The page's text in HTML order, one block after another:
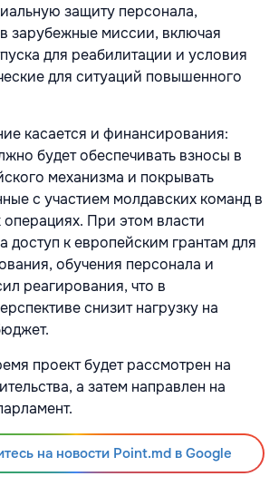
защиту персонала,
зарубежные миссии, включая
для реабилитации и условия
для ситуаций повышенного
касается и финансирования:
будет обеспечивать взносы в
механизма и покрывать
с участием молдавских команд в
При этом власти
доступ к европейским грантам для
обучения персонала и
реагирования, что в
снизит нагрузку на
проект будет рассмотрен на
а затем направлен на
на новости Point.md в Google